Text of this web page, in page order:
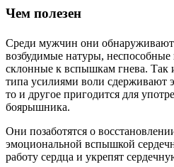
Чем полезен
Среди мужчин они
возбудимые натуры, неспособные
склонные к вспышкам гнева.
типа усилиями воли сдерживают
то и другое пригодится для
боярышника.
Они позаботятся о
эмоциональной вспышкой
работу сердца и укрепят